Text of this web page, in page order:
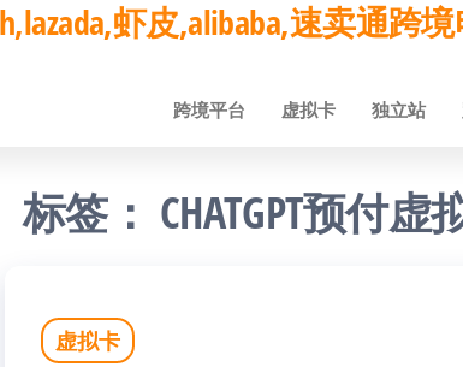
虾皮,alibaba,速卖通跨
跨境平台 虚拟卡 独立站
标签： CHATGPT预付虚
虚拟卡